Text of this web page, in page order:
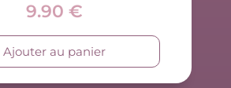
9.90 €
Ajouter au panier